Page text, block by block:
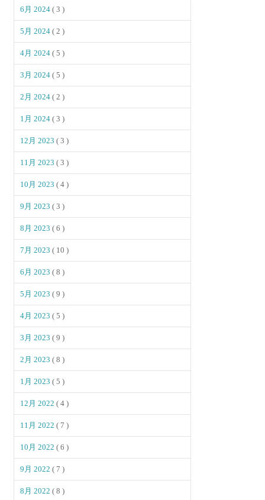
6月 2024( 3 )
5月 2024( 2 )
4月 2024( 5 )
3月 2024( 5 )
2月 2024( 2 )
1月 2024( 3 )
12月 2023( 3 )
11月 2023( 3 )
10月 2023( 4 )
9月 2023( 3 )
8月 2023( 6 )
7月 2023( 10 )
6月 2023( 8 )
5月 2023( 9 )
4月 2023( 5 )
3月 2023( 9 )
2月 2023( 8 )
1月 2023( 5 )
12月 2022( 4 )
11月 2022( 7 )
10月 2022( 6 )
9月 2022( 7 )
8月 2022( 8 )